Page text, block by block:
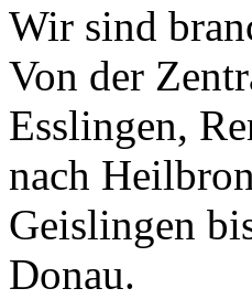
Wir sind
Von der
Esslingen,
nach
Geislingen
Donau.